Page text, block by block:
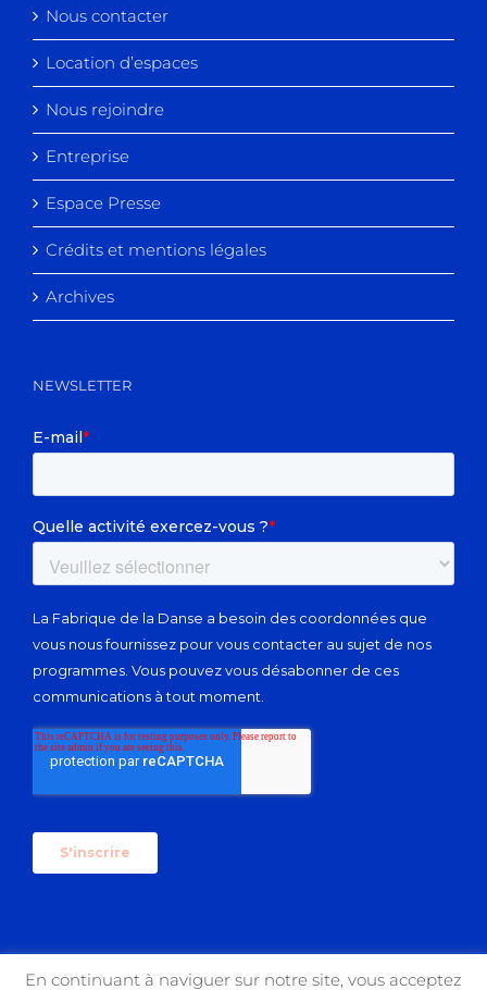
Nous contacter
Location d’espaces
Nous rejoindre
Entreprise
Espace Presse
Crédits et mentions légales
Archives
NEWSLETTER
En continuant à naviguer sur notre site, vous acceptez